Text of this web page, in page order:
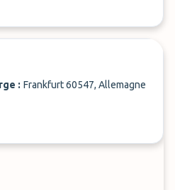
: Frankfurt 60547, Allemagne